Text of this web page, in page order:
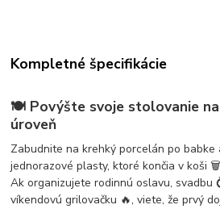
Kompletné špecifikácie
🍽️ Povýšte svoje stolovanie
úroveň
Zabudnite na krehký porcelán po babke
jednorazové plasty, ktoré končia v koši 🗑️
Ak organizujete rodinnú oslavu, svadbu
víkendovú grilovačku 🔥, viete, že prvý